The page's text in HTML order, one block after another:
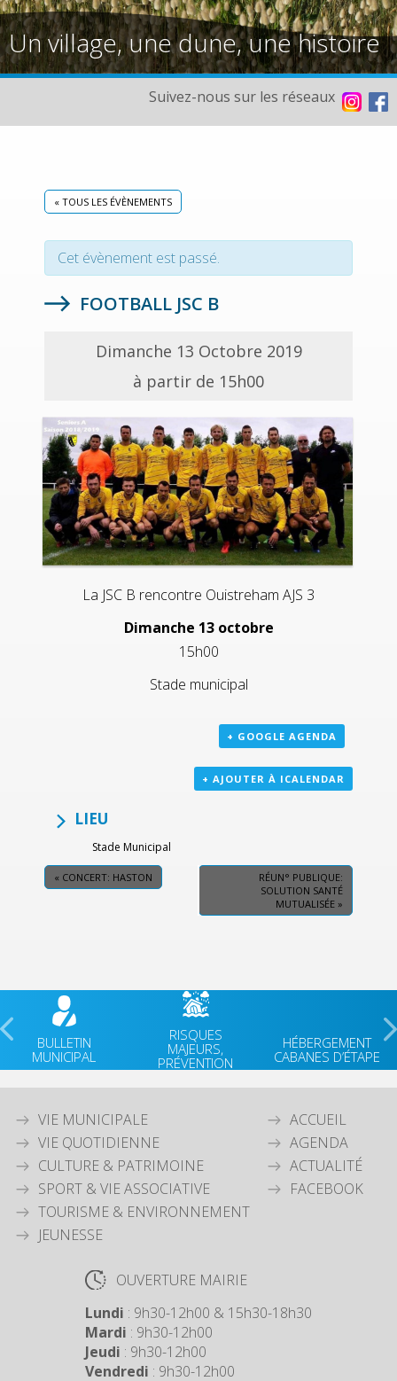
Un village, une dune, une histoire
Suivez-nous sur les réseaux
« TOUS LES ÉVÈNEMENTS
Cet évènement est passé.
FOOTBALL JSC B
Dimanche 13 Octobre 2019
à partir de 15h00
La JSC B rencontre Ouistreham AJS 3
Dimanche 13 octobre
15h00
Stade municipal
+ GOOGLE AGENDA
+ AJOUTER À ICALENDAR
LIEU
Stade Municipal
« CONCERT: HASTON
RÉUN° PUBLIQUE:
SOLUTION SANTÉ
MUTUALISÉE »
BULLETIN
MUNICIPAL
RISQUES
MAJEURS,
PRÉVENTION
HÉBERGEMENT
CABANES D’ÉTAPE
VIE MUNICIPALE
VIE QUOTIDIENNE
CULTURE & PATRIMOINE
SPORT & VIE ASSOCIATIVE
TOURISME & ENVIRONNEMENT
JEUNESSE
ACCUEIL
AGENDA
ACTUALITÉ
FACEBOOK
OUVERTURE MAIRIE
Lundi : 9h30-12h00 & 15h30-18h30
Mardi : 9h30-12h00
Jeudi : 9h30-12h00
Vendredi : 9h30-12h00